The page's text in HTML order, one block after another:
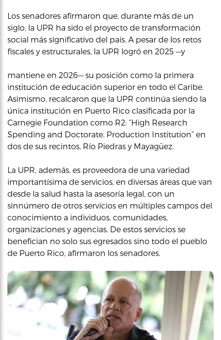
Los senadores afirmaron que, durante más de un
siglo, la UPR ha sido el proyecto de transformación
social más significativo del país. A pesar de los retos
fiscales y estructurales, la UPR logró en 2025 —y
mantiene en 2026— su posición como la primera
institución de educación superior en todo el Caribe.
Asimismo, recalcaron que la UPR continúa siendo la
única institución en Puerto Rico clasificada por la
Carnegie Foundation como R2: “High Research
Spending and Doctorate. Production Institution” en
dos de sus recintos, Río Piedras y Mayagüez.
La UPR, además, es proveedora de una variedad
importantísima de servicios, en diversas áreas que van
desde la salud hasta la asesoría legal, con un
sinnúmero de otros servicios en múltiples campos del
conocimiento a individuos, comunidades,
organizaciones y agencias. De estos servicios se
benefician no solo sus egresados sino todo el pueblo
de Puerto Rico, afirmaron los senadores.